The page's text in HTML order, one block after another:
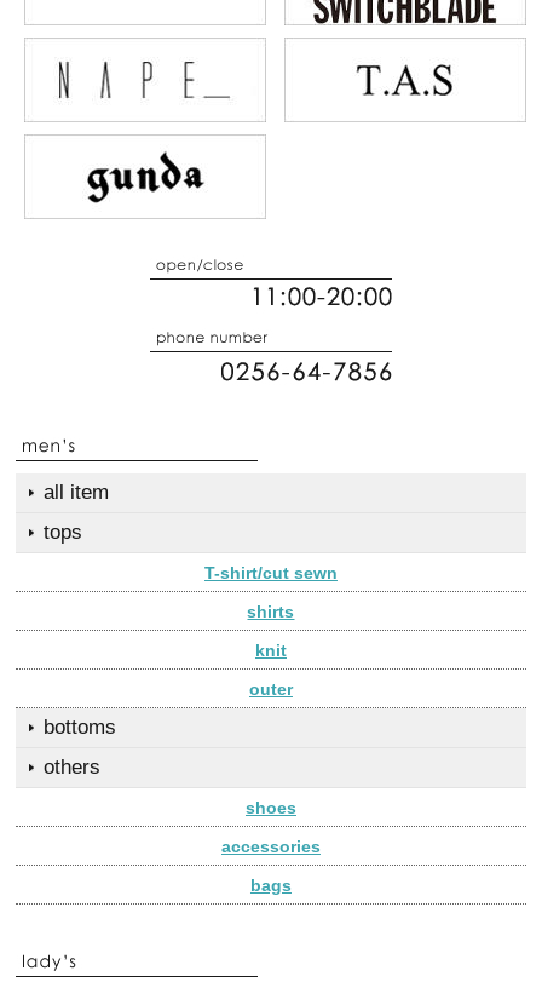
all item
tops
T-shirt/cut sewn
shirts
knit
outer
bottoms
others
shoes
accessories
bags